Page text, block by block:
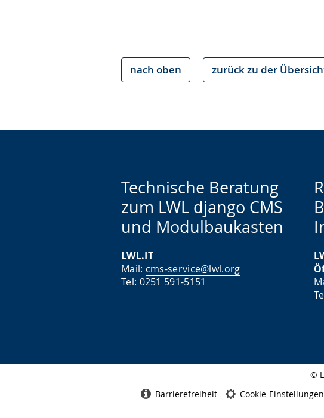
nach oben zurück zu der
Technische Beratung
zum LWL django CMS
und Modulbaukasten
LWL.IT
Mail: cms-service@lwl.org
Tel: 0251 591-5151
©
Barrierefreiheit Cookie-Einstellungen